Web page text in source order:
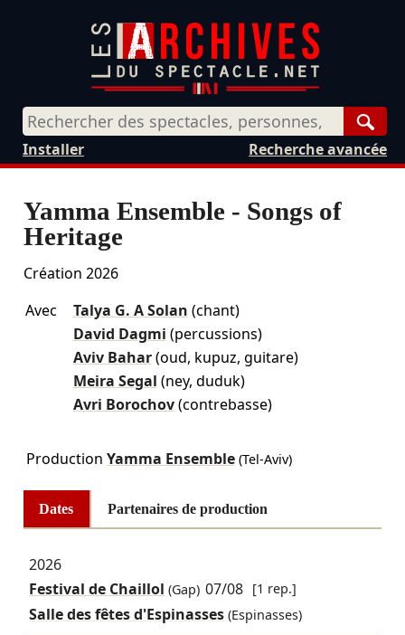
Recherche avancée
Installer
Yamma Ensemble - Songs of
Heritage
Création 2026
Avec
Talya G. A Solan (chant)
David Dagmi (percussions)
Aviv Bahar (oud, kupuz, guitare)
Meira Segal (ney, duduk)
Avri Borochov (contrebasse)
Production Yamma Ensemble(Tel-Aviv)
Dates Partenaires de production
2026
Festival de Chaillol (Gap) 07/08 [1 rep.]
Salle des fêtes d'Espinasses (Espinasses)